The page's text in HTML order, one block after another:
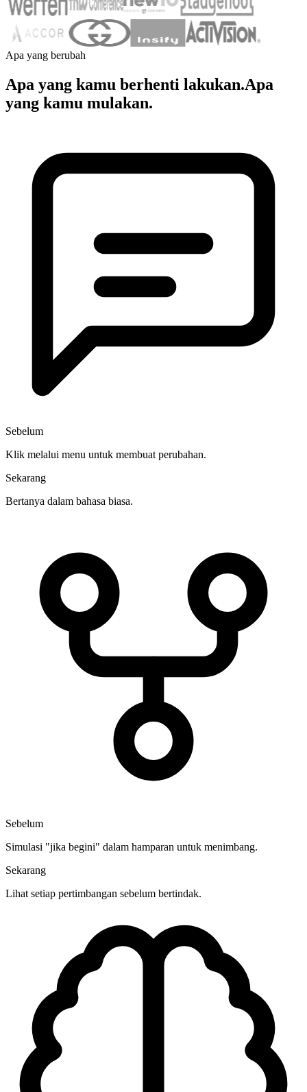
Apa yang berubah
Apa yang kamu berhenti lakukan.Apa
yang kamu mulakan.
Sebelum
Klik melalui menu untuk membuat perubahan.
Sekarang
Bertanya dalam bahasa biasa.
Sebelum
Simulasi "jika begini" dalam hamparan untuk menimbang.
Sekarang
Lihat setiap pertimbangan sebelum bertindak.